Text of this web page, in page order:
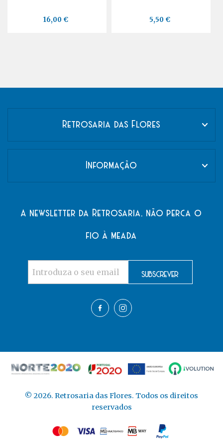
16,00 € 5,50 €
Retrosaria das Flores
Informação
A newsletter da Retrosaria, não perca o
fio à meada
© 2026. Retrosaria das Flores. Todos os direitos
reservados